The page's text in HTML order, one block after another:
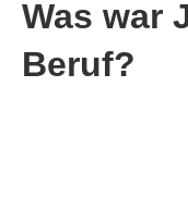
Was war
Beruf?